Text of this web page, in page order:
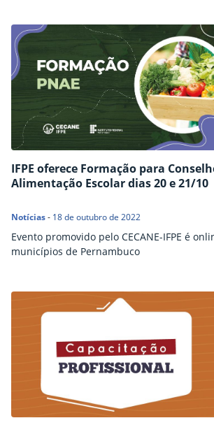
IFPE oferece Formação para
Alimentação Escolar dias 20 e 21/10
Notícias- 18 de outubro de 2022
Evento promovido pelo CECANE-IFPE é
municípios de Pernambuco